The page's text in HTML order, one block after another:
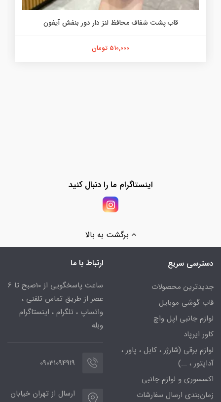
قاب پشت شفاف محافظ لنز دار دور بنفش آیفون
510,000 تومان
اینستاگرام ما را دنبال کنید
برگشت به بالا
دسترسی سریع
جدیدترین محصولات
قاب گوشی موبایل
لوازم جانبی اپل واچ
کاور ایرپاد
لوازم برقی (شارژر ، کابل ، پاور ،
آداپتور ، ...)
اکسسوری و لوازم جانبی
زمان‌بندی ارسال سفارشات
ارتباط با ما
ساعت پاسخگویی از 10صبح تا 6
عصر از طریق تماس تلفنی ،
واتساپ ، تلگرام ، اینستاگرام
وبله
09031094919
ارسال از تهران خیابان